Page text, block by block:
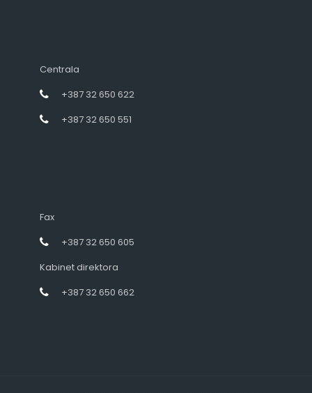
Centrala
+387 32 650 622
+387 32 650 551
Fax
+387 32 650 605
Kabinet direktora
+387 32 650 662